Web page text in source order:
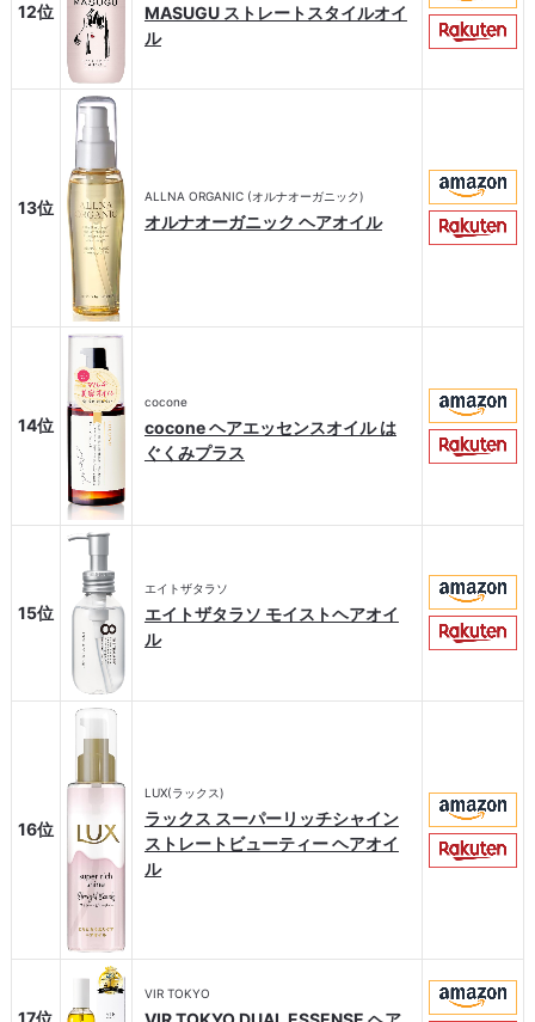
12位
MASUGU ストレートスタイルオイ
ル
13位
ALLNA ORGANIC (オルナオーガニック)
オルナオーガニック ヘアオイル
14位
cocone
cocone ヘアエッセンスオイル は
ぐくみプラス
15位
エイトザタラソ
エイトザタラソ モイストヘアオイ
ル
16位
LUX(ラックス)
ラックス スーパーリッチシャイン
ストレートビューティー ヘアオイ
ル
VIR TOKYO